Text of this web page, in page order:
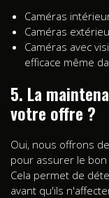
Caméras
Caméras
Caméras avec
efficace même
5. La
votre offre ?
Oui, nous offrons
pour assurer le
Cela permet de
avant qu'ils